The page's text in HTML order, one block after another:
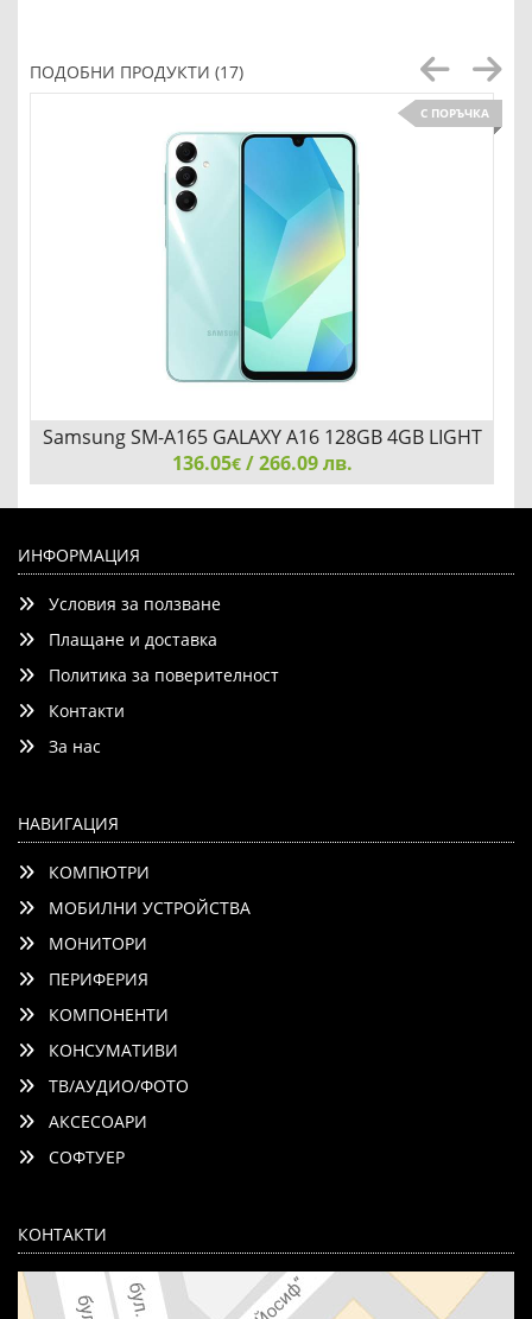
ПОДОБНИ ПРОДУКТИ (17)
С ПОРЪЧКА
Samsung SM-A165 GALAXY A16 128GB 4GB LIGHT
GREEN
136.05€/ 266.09 лв.
ИНФОРМАЦИЯ
Условия за ползване
Плащане и доставка
Политика за поверителност
Контакти
За нас
НАВИГАЦИЯ
КОМПЮТРИ
МОБИЛНИ УСТРОЙСТВА
МОНИТОРИ
ПЕРИФЕРИЯ
КОМПОНЕНТИ
КОНСУМАТИВИ
ТВ/АУДИО/ФОТО
АКСЕСОАРИ
СОФТУЕР
КОНТАКТИ